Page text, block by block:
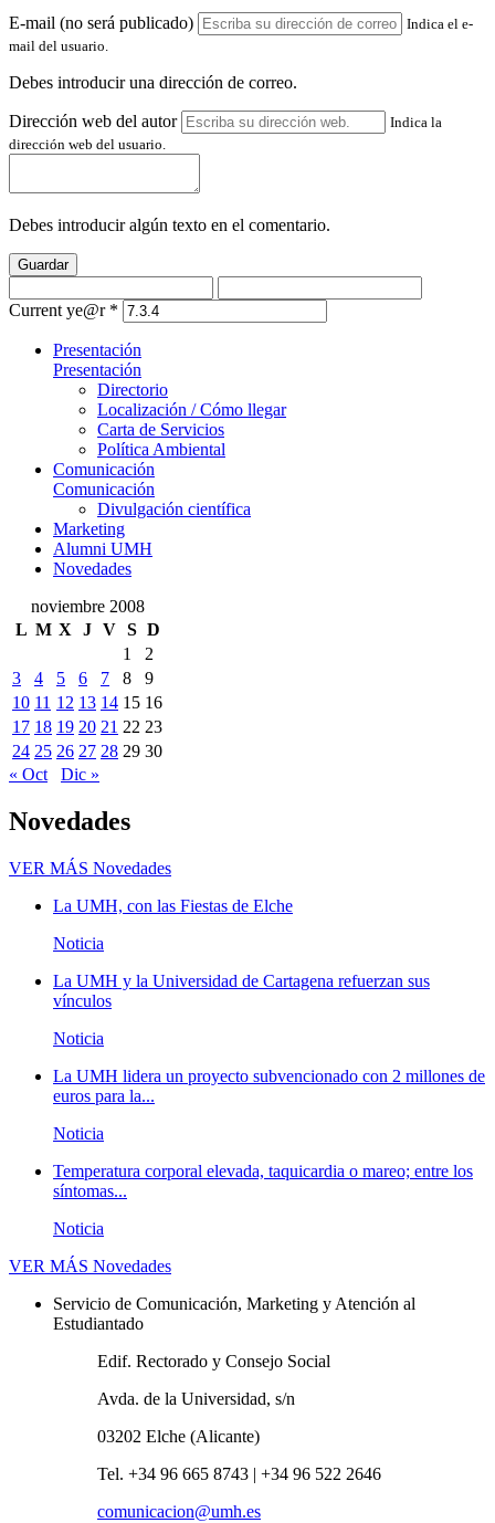
E-mail (no será publicado)
Indica el e-
mail del usuario.
Debes introducir una dirección de correo.
Dirección web del autor
Indica la
dirección web del usuario.
Debes introducir algún texto en el comentario.
Guardar
Current ye@r *
Presentación
Presentación
Directorio
Localización / Cómo llegar
Carta de Servicios
Política Ambiental
Comunicación
Comunicación
Divulgación científica
Marketing
Alumni UMH
Novedades
noviembre 2008
L M X J V S D
1
2
3
4 5 6 7 8
9
10 11 12 13 14 15 16
17 18 19 20 21 22 23
24 25 26 27 28 29 30
« Oct
Dic »
Novedades
VER MÁS Novedades
La UMH, con las Fiestas de Elche
Noticia
La UMH y la Universidad de Cartagena refuerzan sus
vínculos
Noticia
La UMH lidera un proyecto subvencionado con 2 millones de
euros para la...
Noticia
Temperatura corporal elevada, taquicardia o mareo; entre los
síntomas...
Noticia
VER MÁS Novedades
Servicio de Comunicación, Marketing y Atención al
Estudiantado
Edif. Rectorado y Consejo Social
Avda. de la Universidad, s/n
03202 Elche (Alicante)
Tel. +34 96 665 8743 | +34 96 522 2646
comunicacion@umh.es